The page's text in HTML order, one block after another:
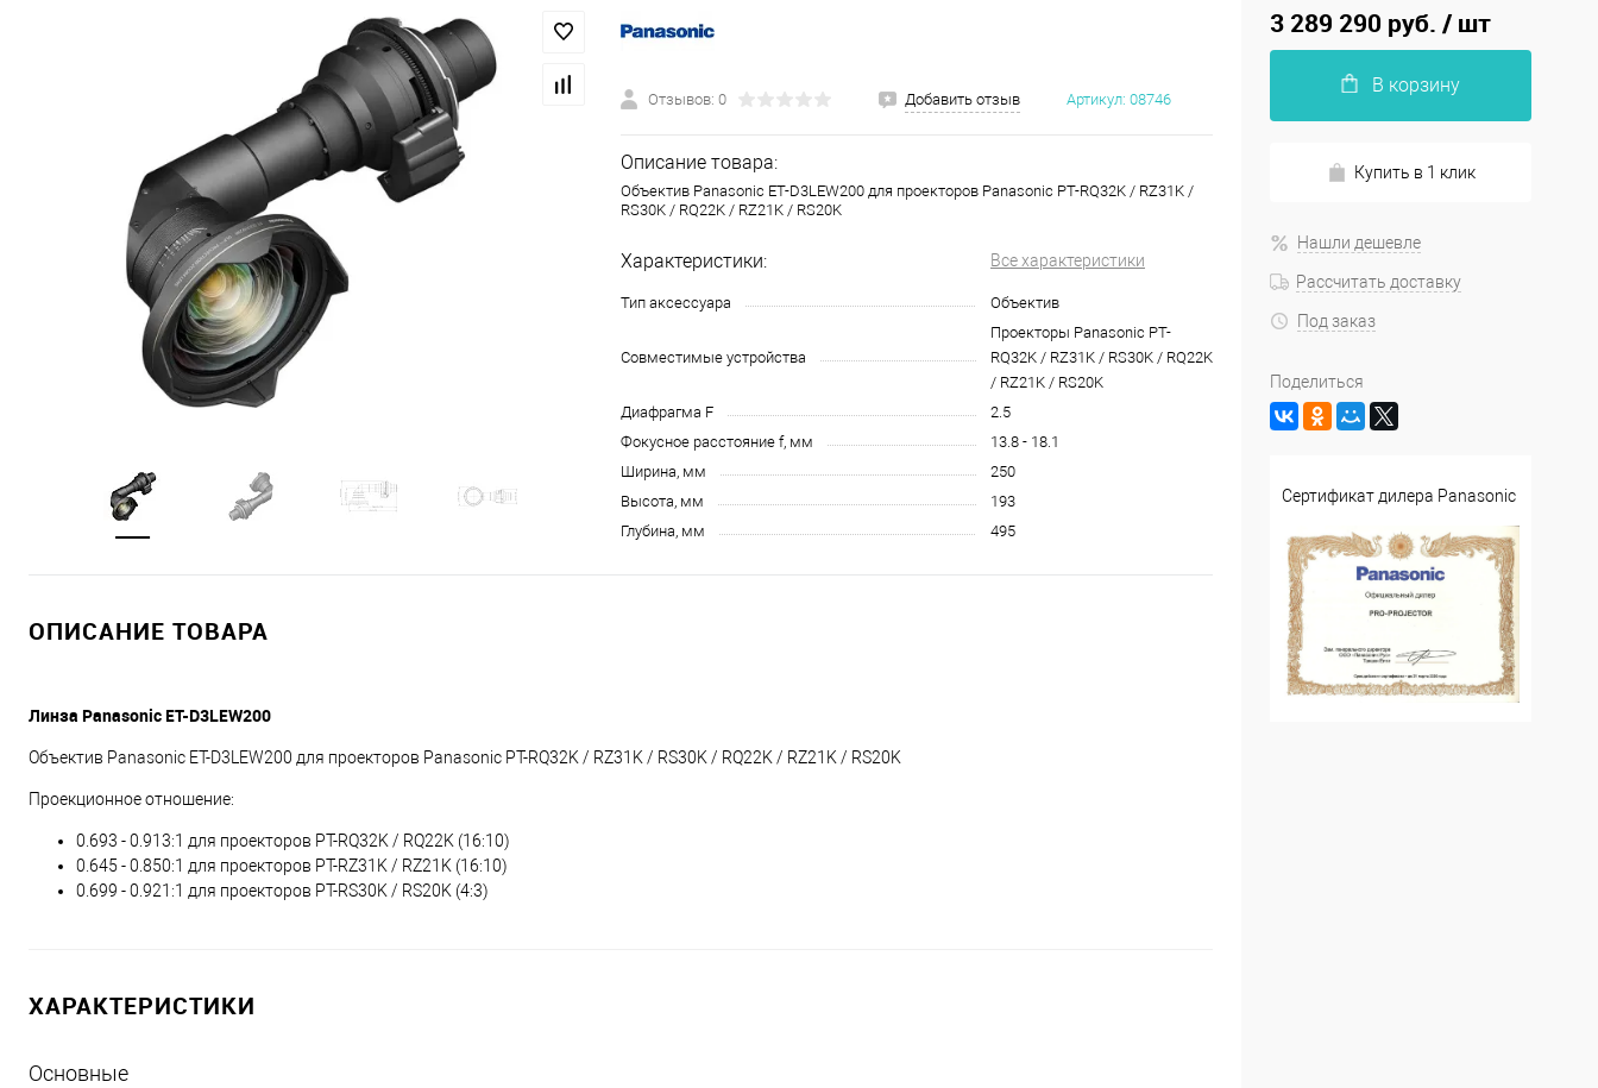
Отзывов: 0 Добавить отзыв Артикул: 08746
Описание товара:
Объектив Panasonic ET-D3LEW200 для проекторов Panasonic PT-RQ32K / RZ31K /
RS30K / RQ22K / RZ21K / RS20K
Характеристики: Все характеристики
Тип аксессуара Объектив
Совместимые устройства
Проекторы Panasonic PT-
RQ32K / RZ31K / RS30K / RQ22K
/ RZ21K / RS20K
Диафрагма F
2.5
Фокусное расстояние f, мм
13.8 - 18.1
Ширина, мм
250
Высота, мм
193
Глубина, мм
495
ОПИСАНИЕ ТОВАРА
Линза Panasonic ET-D3LEW200
Объектив Panasonic ET-D3LEW200 для проекторов Panasonic PT-RQ32K / RZ31K / RS30K / RQ22K / RZ21K / RS20K
Проекционное отношение:
0.693 - 0.913:1 для проекторов PT-RQ32K / RQ22K (16:10)
0.645 - 0.850:1 для проекторов PT-RZ31K / RZ21K (16:10)
0.699 - 0.921:1 для проекторов PT-RS30K / RS20K (4:3)
ХАРАКТЕРИСТИКИ
Основные
3 289 290 руб. / шт
В корзину
Купить в 1 клик
Нашли дешевле
Рассчитать доставку
Под заказ
Поделиться
Сертификат дилера Panasonic